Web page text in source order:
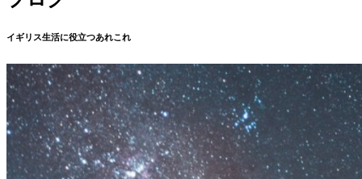
イギリス生活に役立つあれこれ